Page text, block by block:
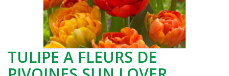
TULIPE A FLEURS DE